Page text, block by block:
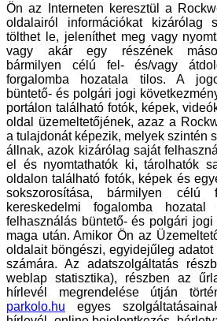
Ön az Interneten keresztül a
oldalairól információkat kizárólag
tölthet le, jeleníthet meg vagy
vagy akár egy részének
bármilyen célú fel- és/vagy
forgalomba hozatala tilos. A
büntető- és polgári jogi
portálon található fotók, képek,
oldal üzemeltetőjének, azaz a
a tulajdonát képezik, melyek szintén
állnak, azok kizárólag saját
el és nyomtathatók ki, tárolhatók
oldalon található fotók, képek és
sokszorosítása, bármilyen célú
kereskedelmi fogalomba
felhasználás büntető- és polgári jogi
maga után. Amikor Ön az
oldalait böngészi, egyidejűleg
számára. Az adatszolgáltatás
weblap statisztika), részben az
hírlevél megrendelése útján
parkolo.hu egyes